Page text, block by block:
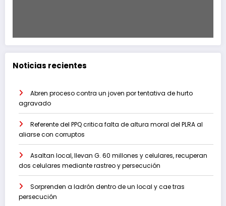
Noticias recientes
Abren proceso contra un joven por tentativa de hurto
agravado
Referente del PPQ critica falta de altura moral del PLRA al
aliarse con corruptos
Asaltan local, llevan G. 60 millones y celulares, recuperan
dos celulares mediante rastreo y persecución
Sorprenden a ladrón dentro de un local y cae tras
persecución